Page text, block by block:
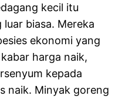
kecil itu
biasa. Mereka
ekonomi yang
harga naik,
kepada
naik. Minyak goreng